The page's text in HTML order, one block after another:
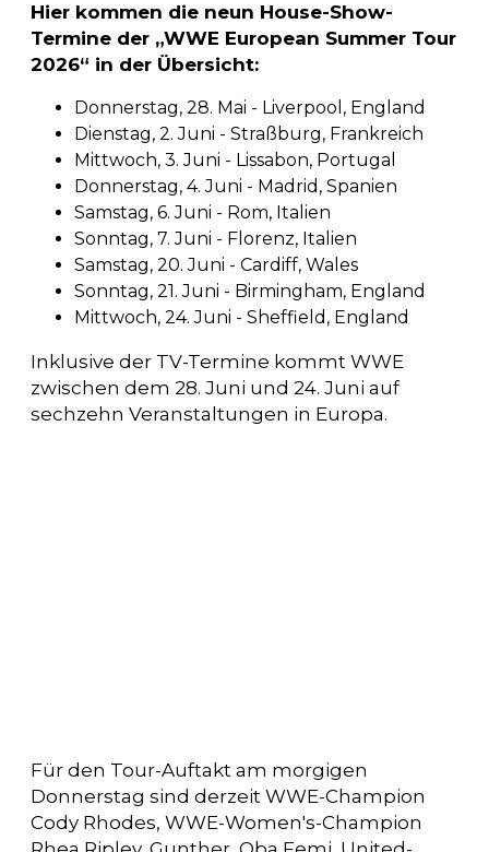
Hier kommen die neun House-Show-
Termine der „WWE European Summer Tour
2026“ in der Übersicht:
Donnerstag, 28. Mai - Liverpool, England
Dienstag, 2. Juni - Straßburg, Frankreich
Mittwoch, 3. Juni - Lissabon, Portugal
Donnerstag, 4. Juni - Madrid, Spanien
Samstag, 6. Juni - Rom, Italien
Sonntag, 7. Juni - Florenz, Italien
Samstag, 20. Juni - Cardiff, Wales
Sonntag, 21. Juni - Birmingham, England
Mittwoch, 24. Juni - Sheffield, England
Inklusive der TV-Termine kommt WWE
zwischen dem 28. Juni und 24. Juni auf
sechzehn Veranstaltungen in Europa.
Für den Tour-Auftakt am morgigen
Donnerstag sind derzeit WWE-Champion
Cody Rhodes, WWE-Women's-Champion